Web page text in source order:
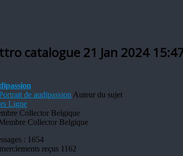
catalogue 21 Jan 2024
Auteur du sujet
Ligne
Collector Belgique
: 1654
reçus 1162